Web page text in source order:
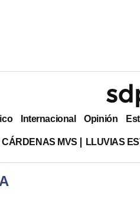
Internacional Opinión
CÁRDENAS MVS LLUVIAS